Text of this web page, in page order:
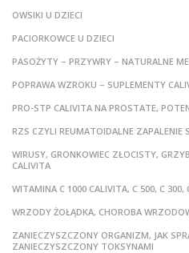
OWSIKI U DZIECI
PACIORKOWCE U DZIECI
PASOŻYTY – PRZYWRY – NATURALNE
POPRAWA WZROKU – SUPLEMENTY
PRO-STP CALIVITA NA PROSTATE,
RZS CZYLI REUMATOIDALNE ZAPALENIE
WIRUSY, GRONKOWIEC ZŁOCISTY,
CALIVITA
WITAMINA C 1000 CALIVITA, C 500, C 300,
WRZODY ŻOŁĄDKA, CHOROBA
ZANIECZYSZCZONY ORGANIZM, JAK
ZANIECZYSZCZONY TOKSYNAMI